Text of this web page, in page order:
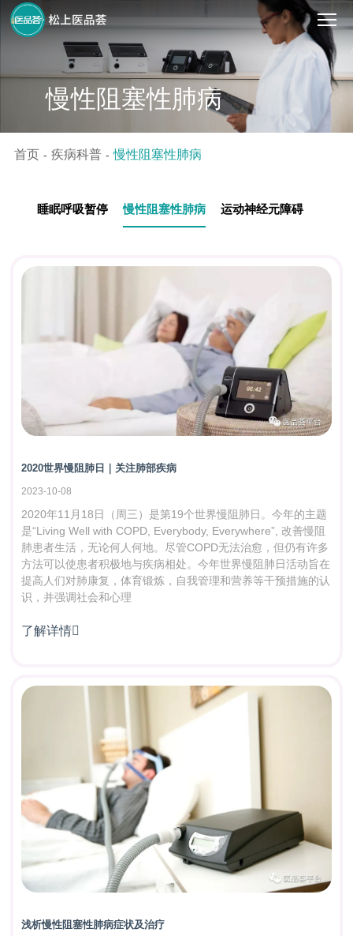
慢性阻塞性肺病
首页 - 疾病科普 - 慢性阻塞性肺病
睡眠呼吸暂停 慢性阻塞性肺病 运动神经元障碍
2020世界慢阻肺日｜关注肺部疾病
2023-10-08
2020年11月18日（周三）是第19个世界慢阻肺日。今年的主题
是“Living Well with COPD, Everybody, Everywhere”, 改善慢阻
肺患者生活，无论何人何地。尽管COPD无法治愈，但仍有许多
方法可以使患者积极地与疾病相处。今年世界慢阻肺日活动旨在
提高人们对肺康复，体育锻炼，自我管理和营养等干预措施的认
识，并强调社会和心理
了解详情
浅析慢性阻塞性肺病症状及治疗